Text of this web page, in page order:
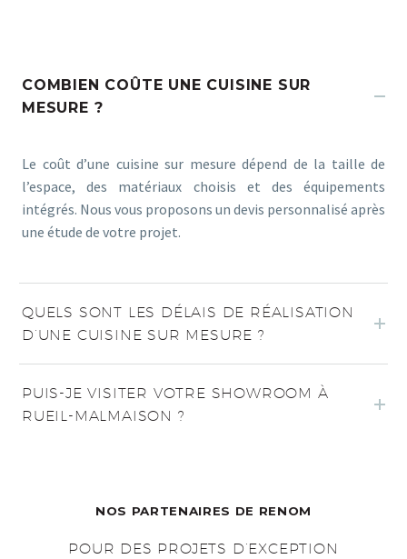
COMBIEN COÛTE UNE CUISINE SUR
MESURE ?
Le coût d’une cuisine sur mesure dépend de la taille de
l’espace, des matériaux choisis et des équipements
intégrés. Nous vous proposons un devis personnalisé après
une étude de votre projet.
QUELS SONT LES DÉLAIS DE RÉALISATION
D’UNE CUISINE SUR MESURE ?
PUIS-JE VISITER VOTRE SHOWROOM À
RUEIL-MALMAISON ?
NOS PARTENAIRES DE RENOM
POUR DES PROJETS D’EXCEPTION